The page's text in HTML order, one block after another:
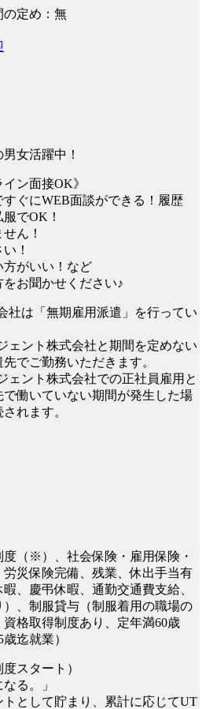
の定め：無
女活躍中！
ン面接OK》
ぐにWEB面談ができる！履歴
でOK！
ん！
！
がいい！など
お聞かせください♪
社は「無期雇用派遣」を行ってい
ェント株式会社と期間を定めない
でご勤務いただきます。
ェント株式会社での正社員雇用と
働いていない期間が発生した場
れます。
（※）、社会保険・雇用保険・
災保険完備、残業、休出手当有
、慶弔休暇、通勤交通費支給、
、制服貸与（制服着用の職場の
格取得制度あり、定年満60歳
迄就業）
スタート）
る。」
トとして貯まり、累計に応じてUT